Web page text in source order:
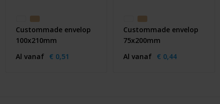
Custommade envelop
100x210mm
Al vanaf € 0,51
Custommade envelop
75x200mm
Al vanaf € 0,44